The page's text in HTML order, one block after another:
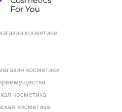
косметики
косметики
косметика
косметика